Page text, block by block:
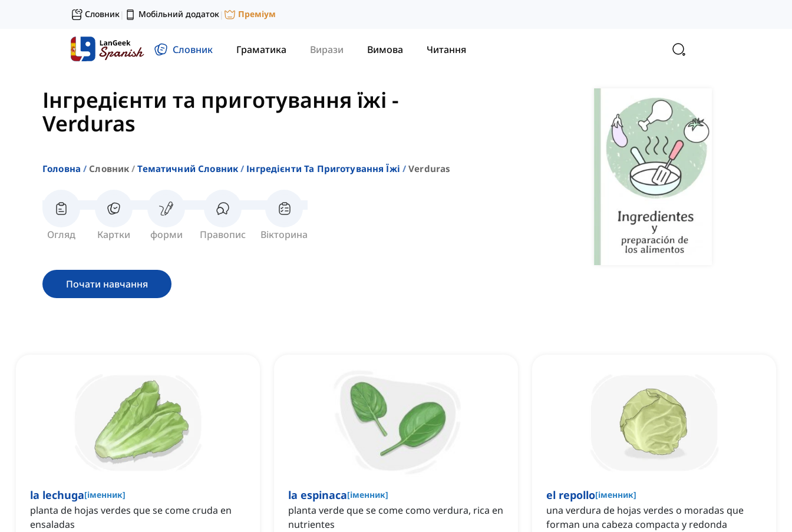
Словник| Мобільний додаток| Преміум
Словник Граматика Вирази Вимова Читання
Інгредієнти та приготування їжі -
Verduras
Головна Словник Тематичний Словник Інгредієнти Та Приготування Їжі Verduras
Огляд Картки форми Правопис Вікторина
Почати навчання
la lechuga[іменник]
planta de hojas verdes que se come cruda en
ensaladas
la espinaca[іменник]
planta verde que se come como verdura, rica en
nutrientes
el repollo[іменник]
una verdura de hojas verdes o moradas que
forman una cabeza compacta y redonda